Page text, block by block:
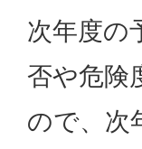
次年度の
否や危険
ので、次